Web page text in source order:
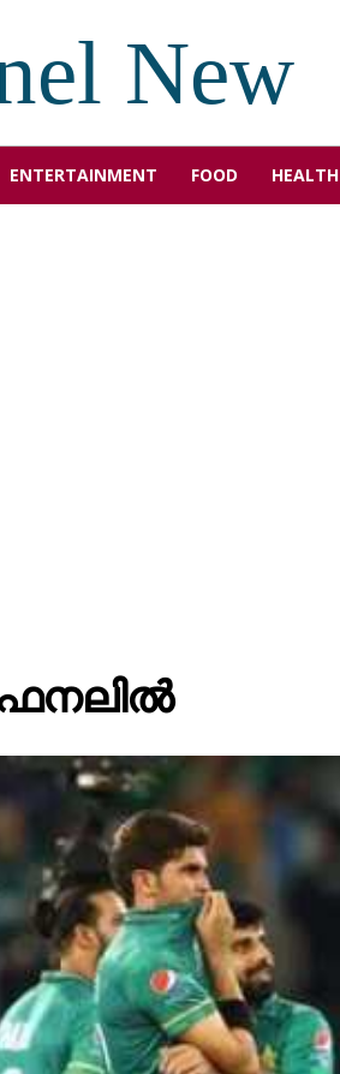
New
ENTERTAINMENT FOOD HEALTH